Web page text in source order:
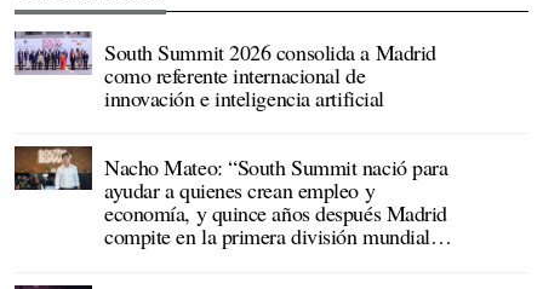
South Summit 2026 consolida a Madrid
como referente internacional de
innovación e inteligencia artificial
Nacho Mateo: “South Summit nació para
ayudar a quienes crean empleo y
economía, y quince años después Madrid
compite en la primera división mundial
de la innovación”